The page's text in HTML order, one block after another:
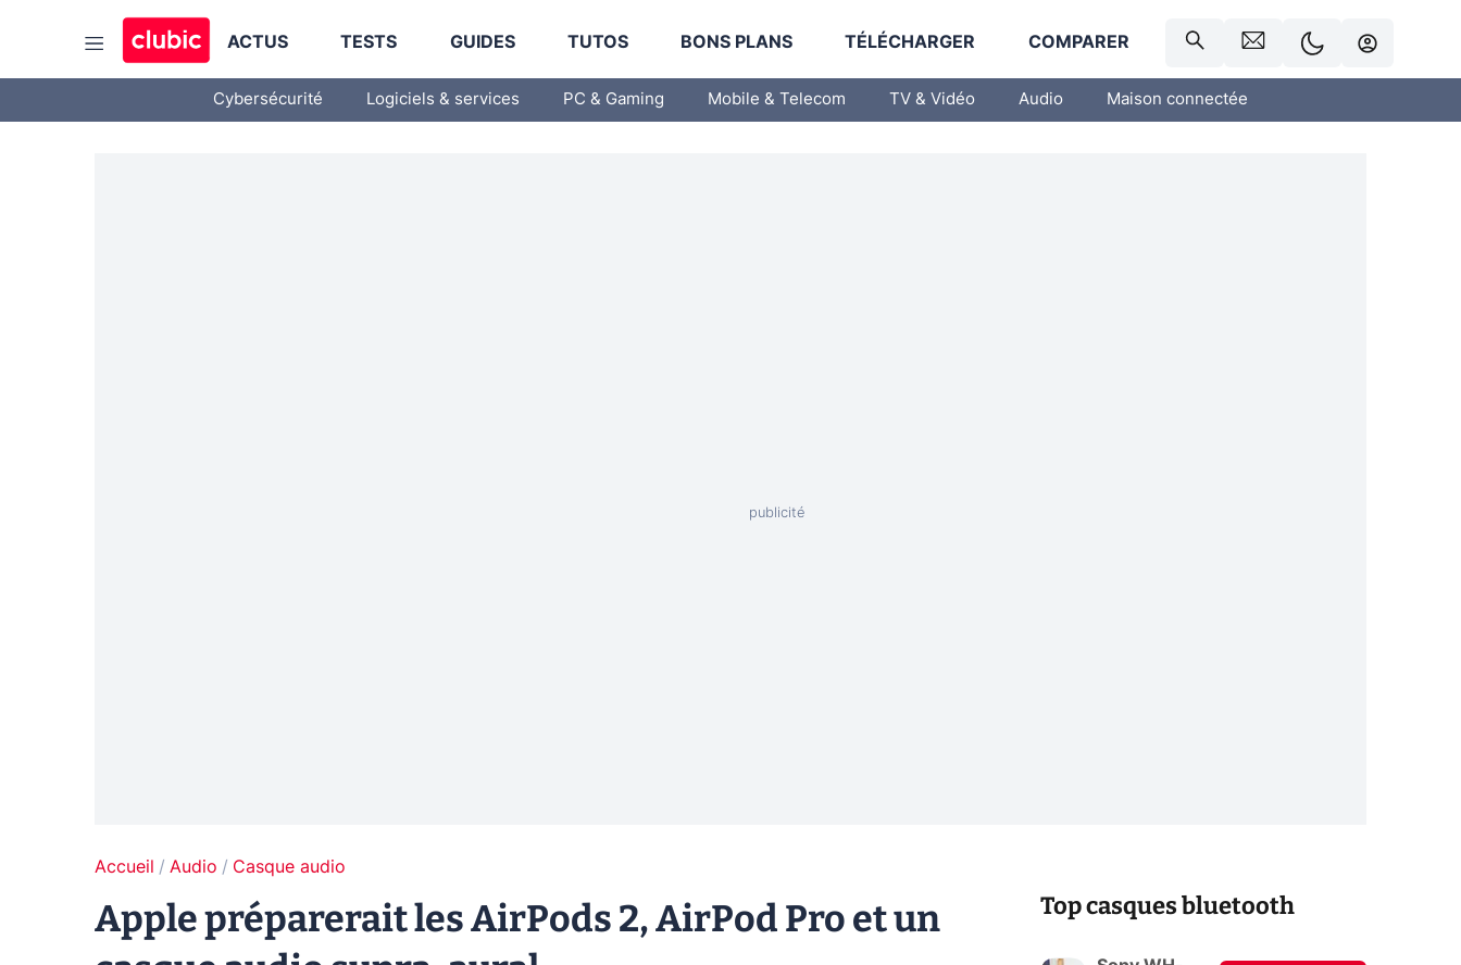
ACTUS TESTS GUIDES TUTOS BONS PLANS TÉLÉCHARGER COMPARER
Cybersécurité Logiciels & services PC & Gaming Mobile & Telecom TV & Vidéo Audio Maison connectée
Accueil Audio Casque audio
Apple préparerait les AirPods 2, AirPod Pro et un
Top casques bluetooth